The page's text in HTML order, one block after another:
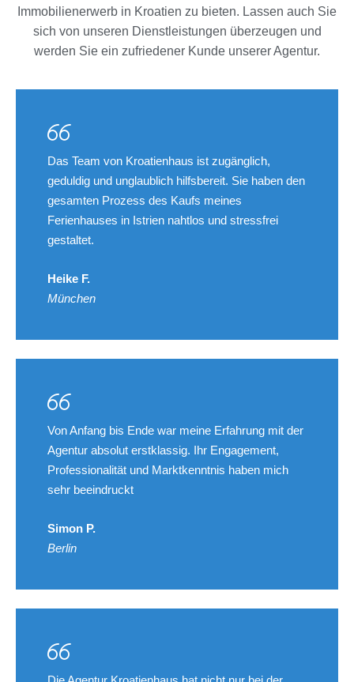
Immobilienerwerb in Kroatien zu bieten. Lassen auch Sie
sich von unseren Dienstleistungen überzeugen und
werden Sie ein zufriedener Kunde unserer Agentur.
Das Team von Kroatienhaus ist zugänglich,
geduldig und unglaublich hilfsbereit. Sie haben den
gesamten Prozess des Kaufs meines
Ferienhauses in Istrien nahtlos und stressfrei
gestaltet.
Heike F.
München
Von Anfang bis Ende war meine Erfahrung mit der
Agentur absolut erstklassig. Ihr Engagement,
Professionalität und Marktkenntnis haben mich
sehr beeindruckt
Simon P.
Berlin